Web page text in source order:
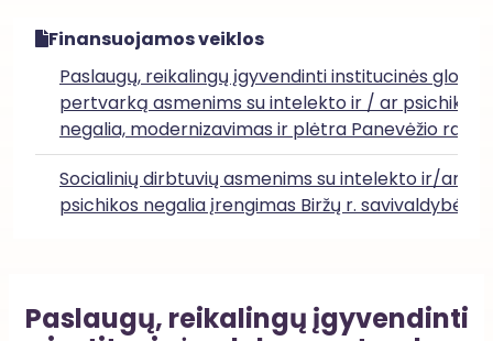
Finansuojamos veiklos
Paslaugų, reikalingų įgyvendinti institucinės globos
pertvarką asmenims su intelekto ir / ar psichikos
negalia, modernizavimas ir plėtra Panevėžio
Socialinių dirbtuvių asmenims su intelekto ir/ar
psichikos negalia įrengimas Biržų r. savivaldybėje
Paslaugų, reikalingų įgyvendinti